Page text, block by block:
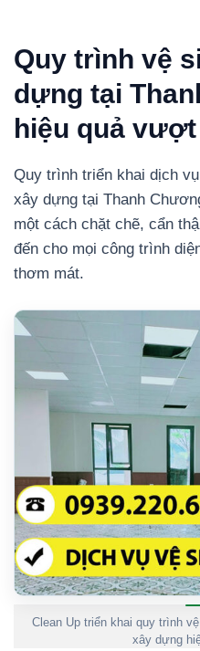
Quy trình vệ
dựng tại
hiệu quả
Quy trình triển khai dịch
xây dựng tại Thanh
một cách chặt chẽ, cẩn
đến cho mọi công trình
thơm mát.
Clean Up triển khai quy trình
xây dựng